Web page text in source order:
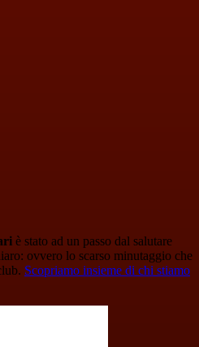
è stato ad un passo dal salutare
ovvero lo scarso minutaggio che
Scopriamo insieme di chi stiamo